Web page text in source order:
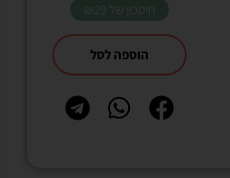
חיסכון של ₪29
הוספה לסל